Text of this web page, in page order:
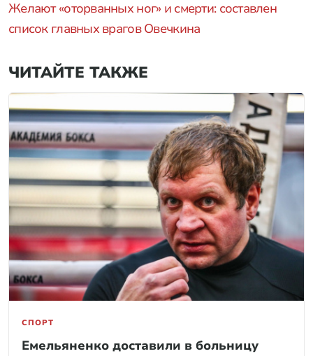
Желают «оторванных ног» и смерти: составлен
список главных врагов Овечкина
ЧИТАЙТЕ ТАКЖЕ
СПОРТ
Емельяненко доставили в больницу